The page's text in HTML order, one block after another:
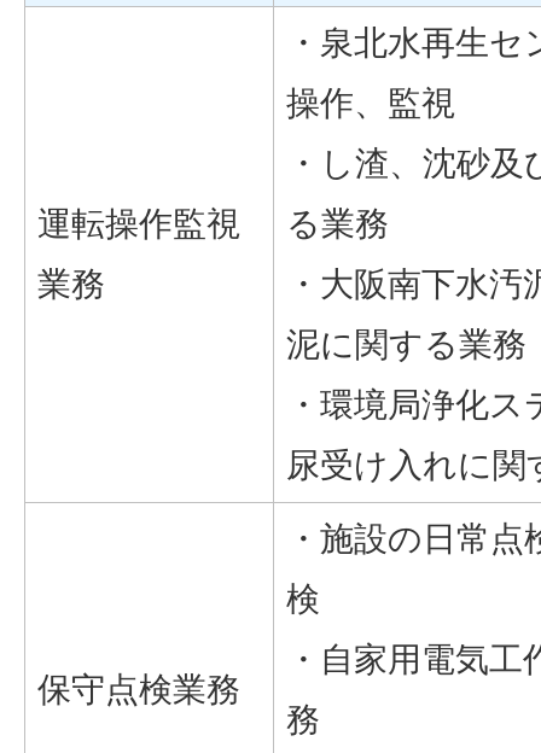
運転操作監視
業務
・泉北水再生
操作、監視
・し渣、沈砂
る業務
・大阪南下水
泥に関する業務
・環境局浄化
尿受け入れに関
保守点検業務
・施設の日常
検
・自家用電気
務